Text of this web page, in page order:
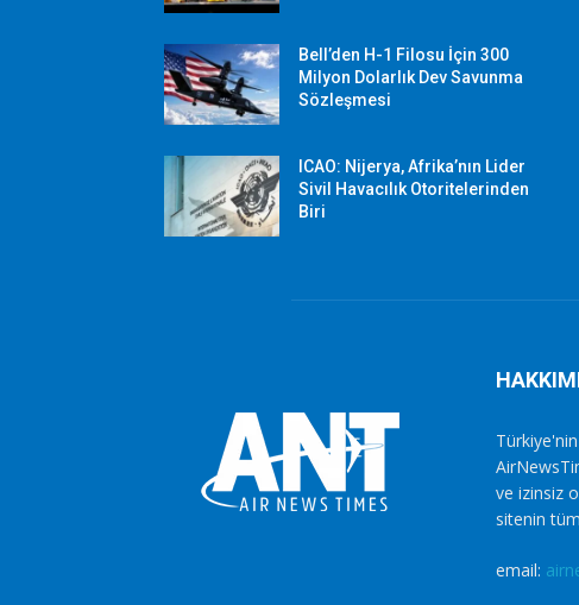
Bell’den H-1 Filosu İçin 300
Milyon Dolarlık Dev Savunma
Sözleşmesi
ICAO: Nijerya, Afrika’nın Lider
Sivil Havacılık Otoritelerinden
Biri
ve izinsiz
sitenin tüm
email: